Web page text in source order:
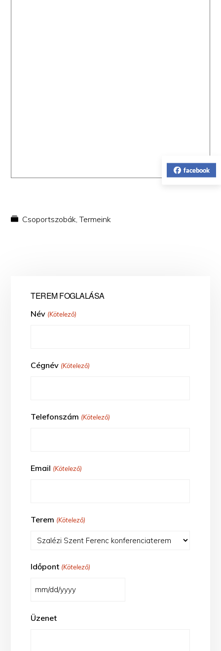
Csoportszobák,Termeink
TEREM FOGLALÁSA
Név (Kötelező)
Cégnév (Kötelező)
Telefonszám (Kötelező)
Email (Kötelező)
Terem (Kötelező)
Időpont (Kötelező)
slash
Üzenet
facebook